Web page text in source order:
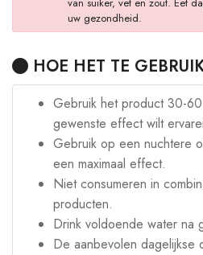
uw gezondheid.
HOE HET TE
Gebruik het product 30-
gewenste effect wilt
Gebruik op een nuchtere
een maximaal effect.
Niet consumeren in
producten.
Drink voldoende water na
De aanbevolen dagelijkse